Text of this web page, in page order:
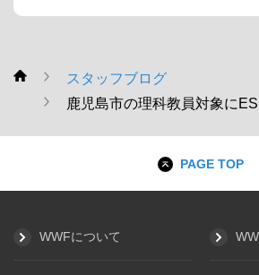
WWF
スタッフブログ
鹿児島市の理科教員対象に
PAGE TOP
WWFについて